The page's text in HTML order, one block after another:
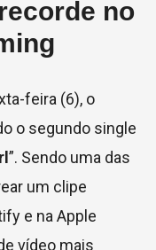
no
feira (6), o
o segundo single
”. Sendo uma das
um clipe
e na Apple
vídeo mais